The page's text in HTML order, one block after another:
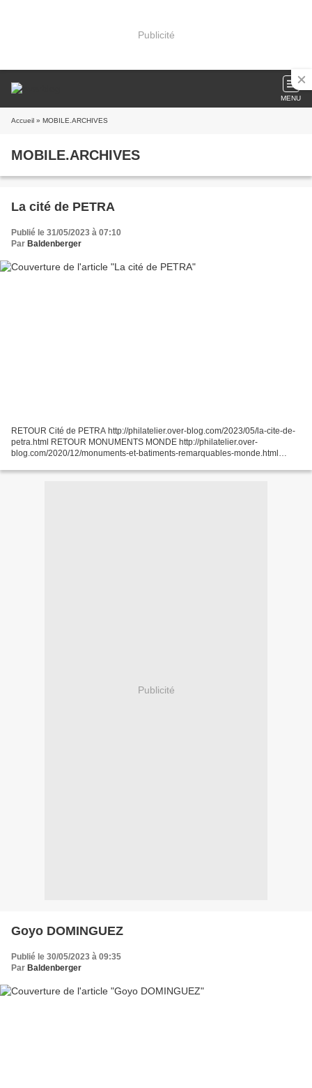
Publicité
MENU
Accueil » MOBILE.ARCHIVES
MOBILE.ARCHIVES
La cité de PETRA
Publié le 31/05/2023 à 07:10
Par Baldenberger
RETOUR Cité de PETRA http://philatelier.over-blog.com/2023/05/la-cite-de-
petra.html RETOUR MONUMENTS MONDE http://philatelier.over-
blog.com/2020/12/monuments-et-batiments-remarquables-monde.html
blog.com/2016/10/patrimoine.html...
Publicité
Goyo DOMINGUEZ
Publié le 30/05/2023 à 09:35
Par Baldenberger